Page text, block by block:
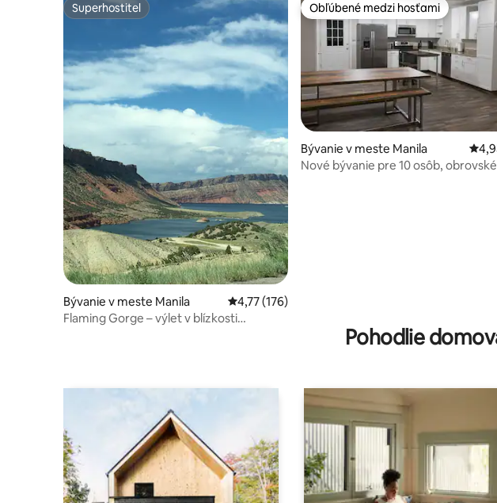
Superhostiteľ
Superhostiteľ
Bývanie v meste Manila Priemerné ohodnotenie 4,77 z 5, počet hodnotení:
4,77 (176)
Flaming Gorge – výlet v blízkosti
Obľúbené medzi hosťami
Obľúbené medzi hosťami
Bývanie v meste Manila
Nové bývanie pre 10 osôb, obrovské
Pohodlie